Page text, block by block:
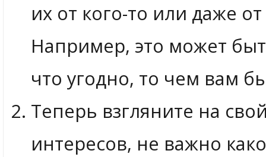
их от кого-то или даже
Например, это может
что угодно, то чем вам
Теперь взгляните на
интересов, не важно